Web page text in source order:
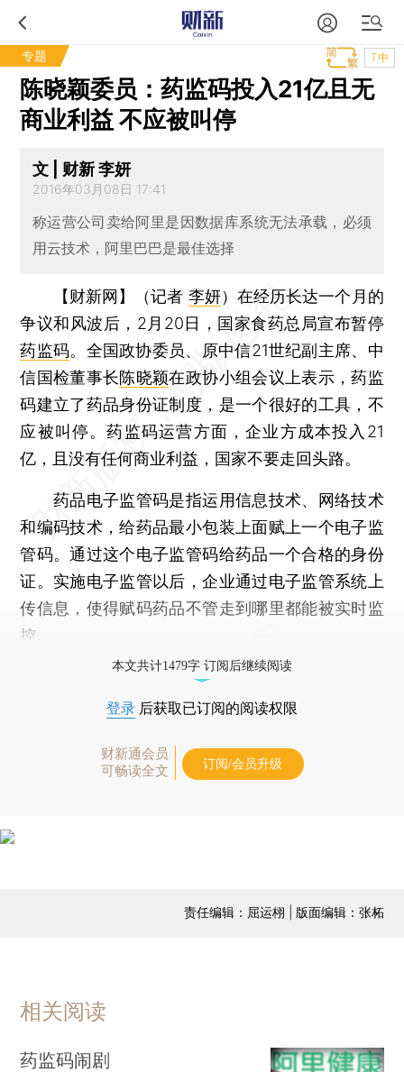
专题 T中
陈晓颖委员：药监码投入21亿且无
商业利益 不应被叫停
文 | 财新 李妍
2016年03月08日 17:41
称运营公司卖给阿里是因数据库系统无法承载，必须
用云技术，阿里巴巴是最佳选择
【财新网】（记者 李妍） 在经历长达一个月的
争议和风波后，2月20日，国家食药总局宣布暂停
药监码。全国政协委员、原中信21世纪副主席、中
信国检董事长陈晓颖在政协小组会议上表示，药监
码建立了药品身份证制度，是一个很好的工具，不
应被叫停。药监码运营方面，企业方成本投入21
亿，且没有任何商业利益，国家不要走回头路。
药品电子监管码是指运用信息技术、网络技术
和编码技术，给药品最小包装上面赋上一个电子监
管码。通过这个电子监管码给药品一个合格的身份
证。实施电子监管以后，企业通过电子监管系统上
传信息，使得赋码药品不管走到哪里都能被实时监
控。
本文共计1479字 订阅后继续阅读
登录 后获取已订阅的阅读权限
财新通会员
可畅读全文
订阅/会员升级
责任编辑：屈运栩 | 版面编辑：张柘
相关阅读
药监码闹剧